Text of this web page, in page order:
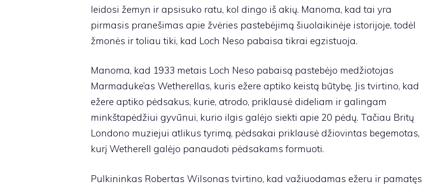
leidosi žemyn ir apsisuko ratu, kol dingo iš akių. Manoma, kad tai yra
pirmasis pranešimas apie žvėries pastebėjimą šiuolaikinėje istorijoje, todėl
žmonės ir toliau tiki, kad Loch Neso pabaisa tikrai egzistuoja.
Manoma, kad 1933 metais Loch Neso pabaisą pastebėjo medžiotojas
Marmaduke’as Wetherellas, kuris ežere aptiko keistą būtybę. Jis tvirtino, kad
ežere aptiko pėdsakus, kurie, atrodo, priklausė dideliam ir galingam
minkštapėdžiui gyvūnui, kurio ilgis galėjo siekti apie 20 pėdų. Tačiau Britų
Londono muziejui atlikus tyrimą, pėdsakai priklausė džiovintas begemotas,
kurį Wetherell galėjo panaudoti pėdsakams formuoti.
Pulkininkas Robertas Wilsonas tvirtino, kad važiuodamas ežeru ir pamatęs